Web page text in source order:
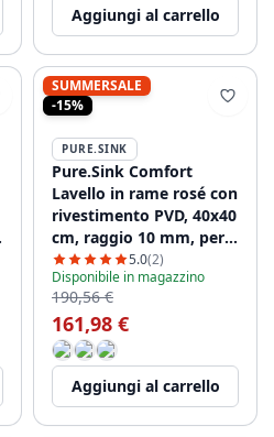
Aggiungi al carrello
SUMMERSALE
-15%
PURE.SINK
Pure.Sink Comfort
Lavello in rame rosé con
rivestimento PVD, 40x40
cm, raggio 10 mm, per
incasso, a filo piano e a
incasso parziale
PCM4040-62
5.0(2)
Disponibile in magazzino
190,56 €
161,98 €
Aggiungi al carrello